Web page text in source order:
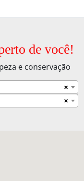
de você!
e conservação
×
×